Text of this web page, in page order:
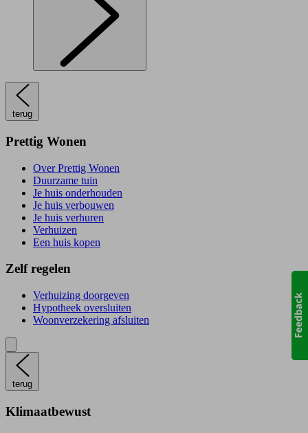
terug
Prettig Wonen
Over Prettig Wonen
Duurzame tuin
Je huis onderhouden
Je huis verbouwen
Je huis verhuren
Verhuizen
Een huis kopen
Zelf regelen
Verhuizing doorgeven
Hypotheek oversluiten
Woonverzekering afsluiten
terug
Klimaatbewust